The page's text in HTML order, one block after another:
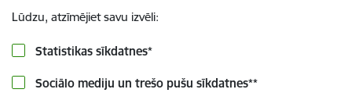
Lūdzu, atzīmējiet savu izvēli:
Statistikas sīkdatnes*
Sociālo mediju un trešo pušu sīkdatnes**